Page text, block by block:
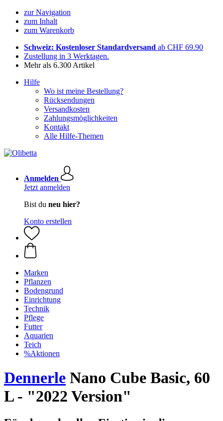
zur Navigation
zum Inhalt
zum Warenkorb
Schweiz: Kostenloser Standardversand ab CHF 69.90
Zustellung in 3 Werktagen.
Mehr als 6.300 Artikel
Hilfe
Wo ist meine Bestellung?
Rücksendungen
Versandkosten
Zahlungsmöglichkeiten
Kontakt
Alle Hilfe-Themen
Anmelden
Jetzt anmelden
Bist du neu hier?
Konto erstellen
Marken
Pflanzen
Bodengrund
Einrichtung
Technik
Pflege
Futter
Aquarien
Teich
%Aktionen
Dennerle Nano Cube Basic, 60
L - "2022 Version"